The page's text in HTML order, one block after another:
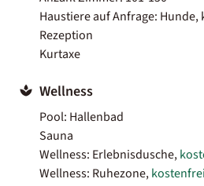
Haustiere auf Anfrage:
Rezeption
Kurtaxe
Wellness
Pool: Hallenbad
Sauna
Wellness: Erlebnisdusche,
Wellness: Ruhezone,kostenfrei